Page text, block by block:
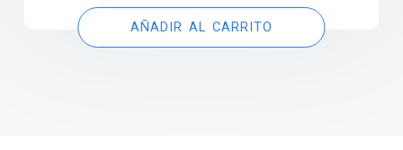
AÑADIR AL CARRITO